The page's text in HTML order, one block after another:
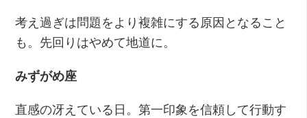
考え過ぎは問題をより複雑にする原因となること
も。先回りはやめて地道に。
みずがめ座
直感の冴えている日。第一印象を信頼して行動す